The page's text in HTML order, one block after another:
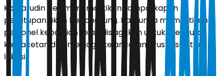
Komarudin belum memastikan sampai kapan
penutupan akan berlangsung. Namun, ia memastikan
personel kepolisian telah disiagakan untuk mengurai
kemacetan dan menjaga kelancaran arus di sekitar
lokasi.